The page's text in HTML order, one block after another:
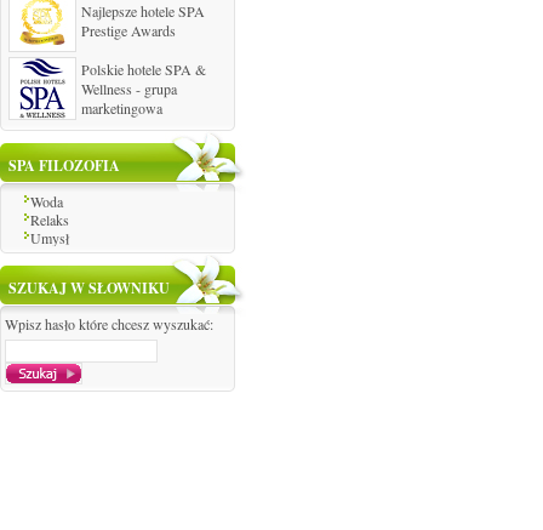
Najlepsze hotele SPA
Prestige Awards
Polskie hotele SPA &
Wellness - grupa
marketingowa
SPA FILOZOFIA
Woda
Relaks
Umysł
SZUKAJ W SŁOWNIKU
Wpisz hasło które chcesz wyszukać: